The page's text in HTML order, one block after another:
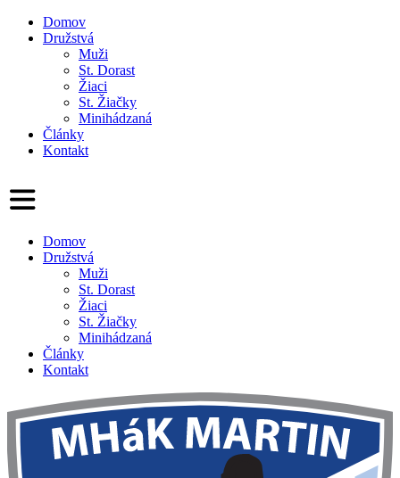
Domov
Družstvá
Muži
St. Dorast
Žiaci
St. Žiačky
Minihádzaná
Články
Kontakt
Domov
Družstvá
Muži
St. Dorast
Žiaci
St. Žiačky
Minihádzaná
Články
Kontakt